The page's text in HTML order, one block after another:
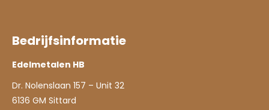
Bedrijfsinformatie
Edelmetalen HB
Dr. Nolenslaan 157 – Unit 32
6136 GM Sittard